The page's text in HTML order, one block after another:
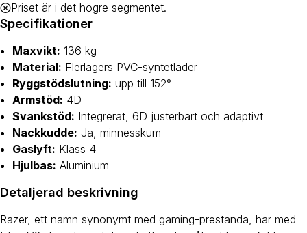
Priset är i det högre segmentet.
Specifikationer
Maxvikt: 136 kg
Material: Flerlagers PVC-syntetläder
Ryggstödslutning: upp till 152°
Armstöd: 4D
Svankstöd: Integrerat, 6D justerbart och adaptivt
Nackkudde: Ja, minnesskum
Gaslyft: Klass 4
Hjulbas: Aluminium
Detaljerad beskrivning
Razer, ett namn synonymt med gaming-prestanda, har med